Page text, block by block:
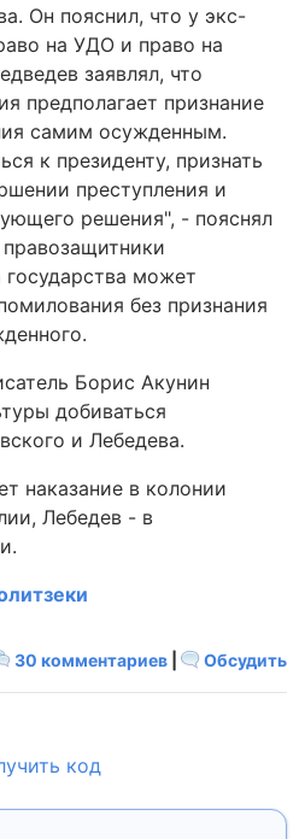
Он пояснил, что у экс-
на УДО и право на
заявлял, что
предполагает признание
самим осужденным.
к президенту, признать
преступления и
решения", - пояснял
государства может
без признания
Борис Акунин
добиваться
и Лебедева.
наказание в колонии
Лебедев - в
30 комментариев Обсудить
код